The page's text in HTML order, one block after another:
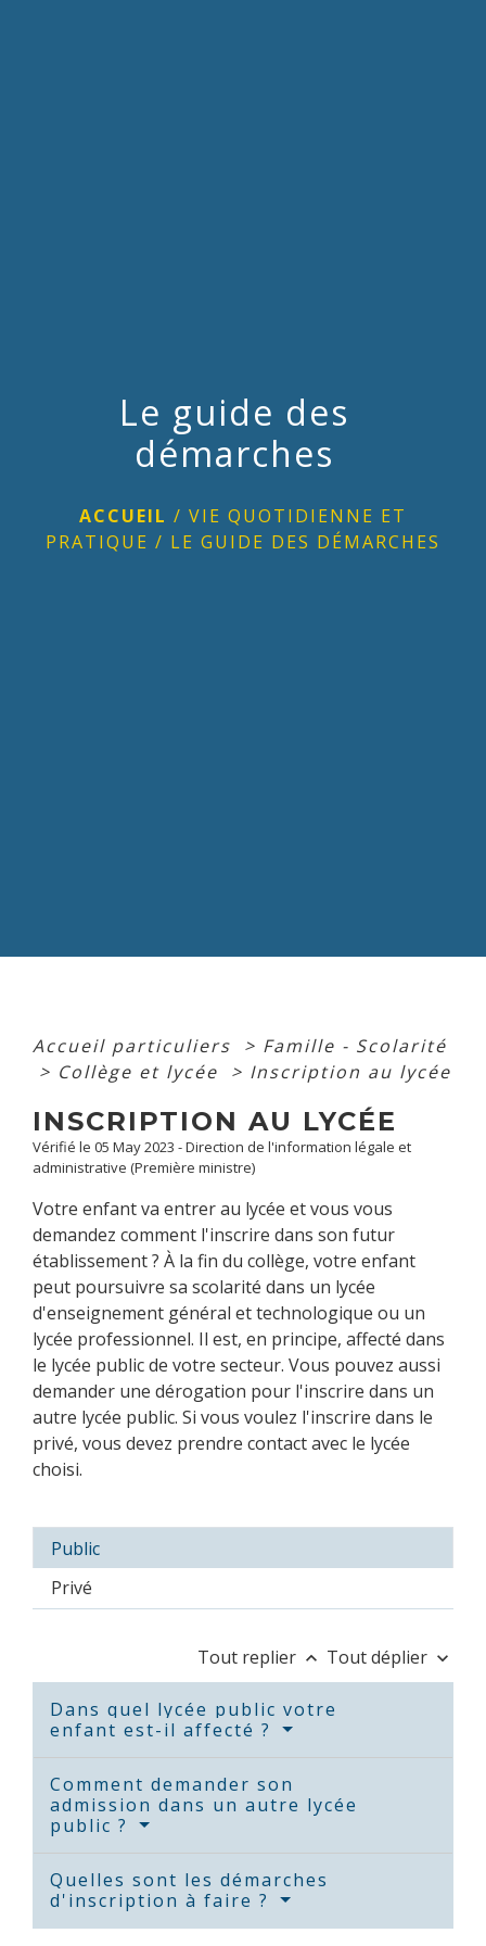
Le guide des
démarches
ACCUEIL / VIE QUOTIDIENNE ET
PRATIQUE / LE GUIDE DES DÉMARCHES
Accueil particuliers > Famille - Scolarité
> Collège et lycée > Inscription au lycée
INSCRIPTION AU LYCÉE
Vérifié le 05 May 2023 - Direction de l'information légale et
administrative (Première ministre)
Votre enfant va entrer au lycée et vous vous
demandez comment l'inscrire dans son futur
établissement ? À la fin du collège, votre enfant
peut poursuivre sa scolarité dans un lycée
d'enseignement général et technologique ou un
lycée professionnel. Il est, en principe, affecté dans
le lycée public de votre secteur. Vous pouvez aussi
demander une dérogation pour l'inscrire dans un
autre lycée public. Si vous voulez l'inscrire dans le
privé, vous devez prendre contact avec le lycée
choisi.
Public
Privé
Tout replier keyboard_arrow_up Tout déplier keyboard_arrow_down
Dans quel lycée public votre
enfant est-il affecté ?
Comment demander son
admission dans un autre lycée
public ?
Quelles sont les démarches
d'inscription à faire ?